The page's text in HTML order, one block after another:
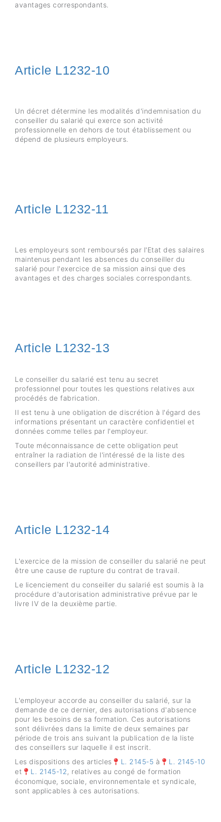
avantages correspondants.
Article L1232-10
Un décret détermine les modalités d'indemnisation du
conseiller du salarié qui exerce son activité
professionnelle en dehors de tout établissement ou
dépend de plusieurs employeurs.
Article L1232-11
Les employeurs sont remboursés par l'Etat des salaires
maintenus pendant les absences du conseiller du
salarié pour l'exercice de sa mission ainsi que des
avantages et des charges sociales correspondants.
Article L1232-13
Le conseiller du salarié est tenu au secret
professionnel pour toutes les questions relatives aux
procédés de fabrication.
Il est tenu à une obligation de discrétion à l'égard des
informations présentant un caractère confidentiel et
données comme telles par l'employeur.
Toute méconnaissance de cette obligation peut
entraîner la radiation de l'intéressé de la liste des
conseillers par l'autorité administrative.
Article L1232-14
L'exercice de la mission de conseiller du salarié ne peut
être une cause de rupture du contrat de travail.
Le licenciement du conseiller du salarié est soumis à la
procédure d'autorisation administrative prévue par le
livre IV de la deuxième partie.
Article L1232-12
L'employeur accorde au conseiller du salarié, sur la
demande de ce dernier, des autorisations d'absence
pour les besoins de sa formation. Ces autorisations
sont délivrées dans la limite de deux semaines par
période de trois ans suivant la publication de la liste
des conseillers sur laquelle il est inscrit.
Les dispositions des articles
L. 2145-5 à
L. 2145-10
et
L. 2145-12 , relatives au congé de formation
économique, sociale, environnementale et syndicale,
sont applicables à ces autorisations.